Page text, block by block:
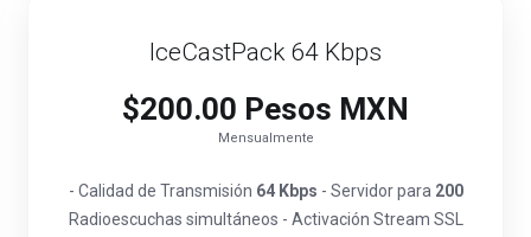
IceCastPack 64 Kbps
$200.00 Pesos MXN
Mensualmente
- Calidad de Transmisión 64 Kbps - Servidor para 200
Radioescuchas simultáneos - Activación Stream SSL